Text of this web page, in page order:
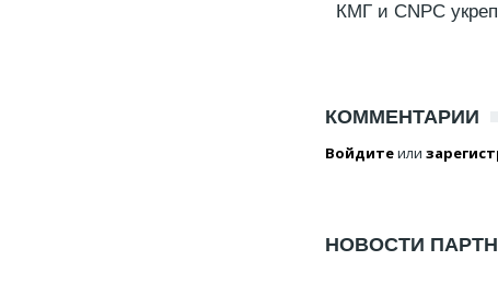
КМГ и CNPC
КОММЕНТАРИИ
Войдитеили
НОВОСТИ